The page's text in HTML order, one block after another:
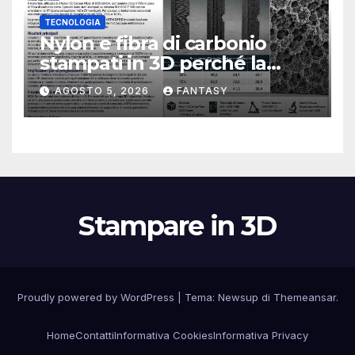
TECNOLOGIA
Nylon e fibra di carbonio
stampati in 3D perché la
resistenza agli urti dipende
dal processo
AGOSTO 5, 2026 FANTASY
Stampare in 3D
Proudly powered by WordPress Tema: Newsup di Themeansar.
HomeContattiInformativa CookiesInformativa Privacy